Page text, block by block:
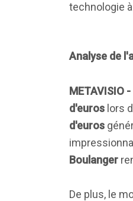
technologie
Analyse de
METAVISIO
d'euros lors
d'euros
Boulanger
De plus, le